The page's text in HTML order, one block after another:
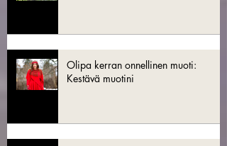
Olipa kerran onnellinen muoti:
Kestävä muotini